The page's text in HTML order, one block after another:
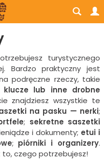
turystycznego
Bardzo praktyczny jest
podręczne rzeczy, takie
klucze lub inne drobne
znajdziesz wszystkie te
na pasku — nerki;
; sekretne saszetki
i dokumenty; etui i
; piórniki i organizery.
czego potrzebujesz!